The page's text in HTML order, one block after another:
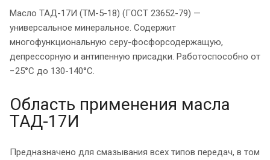
Масло ТАД-17И (ТМ-5-18) (ГОСТ 23652-79) —
универсальное минеральное. Содержит
многофункциональную серу-фосфорсодержащую,
депрессорную и антипенную присадки. Работоспособно от
−25°С до 130-140°С.
Область применения масла
ТАД-17И
Предназначено для смазывания всех типов передач, в том